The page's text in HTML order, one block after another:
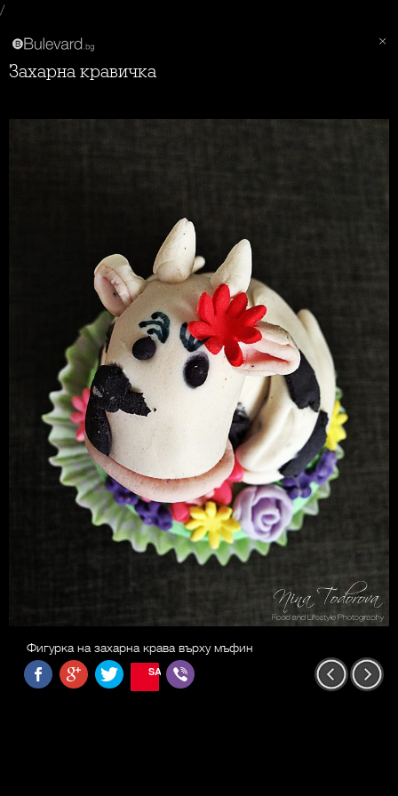
/
Захарна кравичка
Фигурка на захарна крава върху мъфин
SAVE